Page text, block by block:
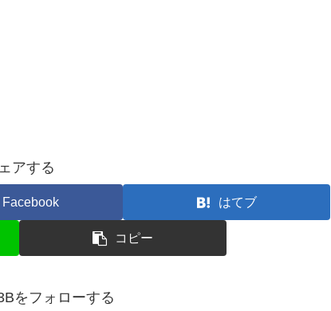
アする
Facebook はてブ
コピー
をフォローする